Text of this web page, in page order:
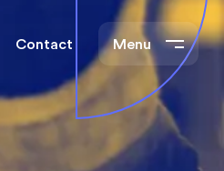
Contact Menu